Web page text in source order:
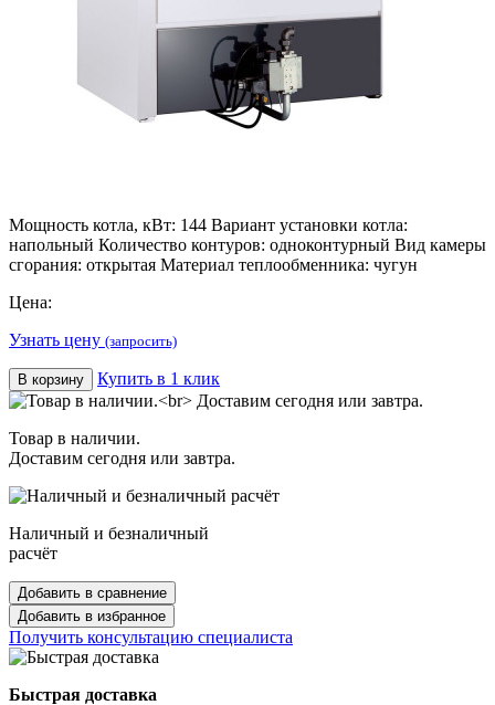
Мощность котла, кВт: 144 Вариант установки котла:
напольный Количество контуров: одноконтурный Вид камеры
сгорания: открытая Материал теплообменника: чугун
Цена:
Узнать цену (запросить)
В корзину Купить в 1 клик
Товар в наличии.
Доставим сегодня или завтра.
Наличный и безналичный
расчёт
Добавить в сравнение
Добавить в избранное
Получить консультацию специалиста
Быстрая доставка